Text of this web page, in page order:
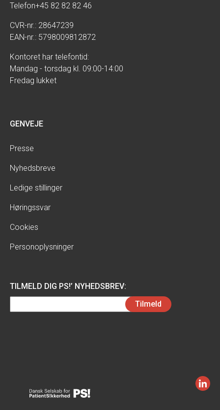
Telefon+45 82 82 82 46
CVR-nr.: 28647239
EAN-nr.: 5798009812872
Kontoret har telefontid:
Mandag - torsdag kl. 09:00-14:00
Fredag lukket
GENVEJE
Presse
Nyhedsbreve
Ledige stillinger
Høringssvar
Cookies
Personoplysninger
TILMELD DIG PS!’ NYHEDSBREV:
(Påkrævet)
Tilmeld